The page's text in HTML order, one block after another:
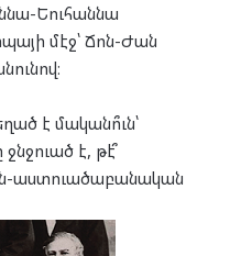
Եուհաննա
մէջ՝ Ճոն-Ժան
է մականո՞ւն՝
է, թէ՞
աստուածաբանական